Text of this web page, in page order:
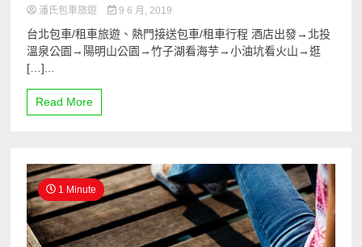
潘氏包車旅遊 9 6 月, 2019
台北包車/租車旅遊、熱門接送包車/租車行程 酒店出發→北投
溫泉公園→陽明山公園→竹子湖看海芋→小油坑看火山→逛
[…]...
Read More
1 Minute